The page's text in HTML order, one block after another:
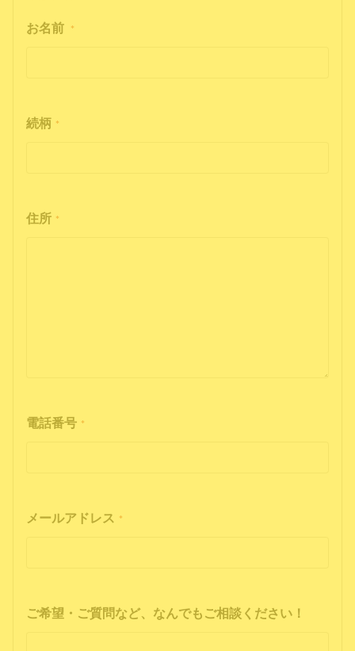
お名前 *
続柄 *
住所 *
電話番号 *
メールアドレス *
ご希望・ご質問など、なんでもご相談ください！